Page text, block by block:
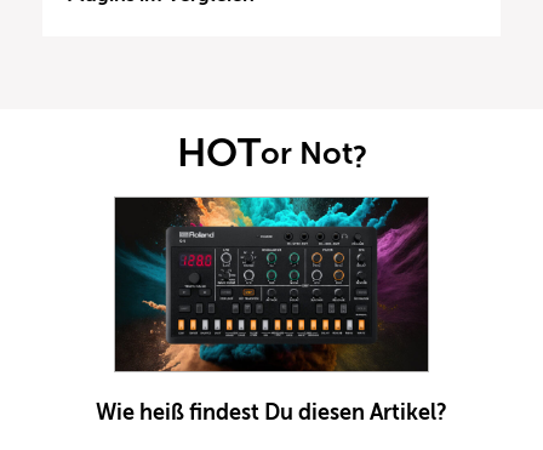
HOTor Not?
Wie heiß findest Du diesen Artikel?